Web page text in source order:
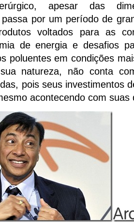
apesar das
por um período de
voltados para as
de energia e desafios
poluentes em condições
natureza, não conta
pois seus investimentos
acontecendo com suas